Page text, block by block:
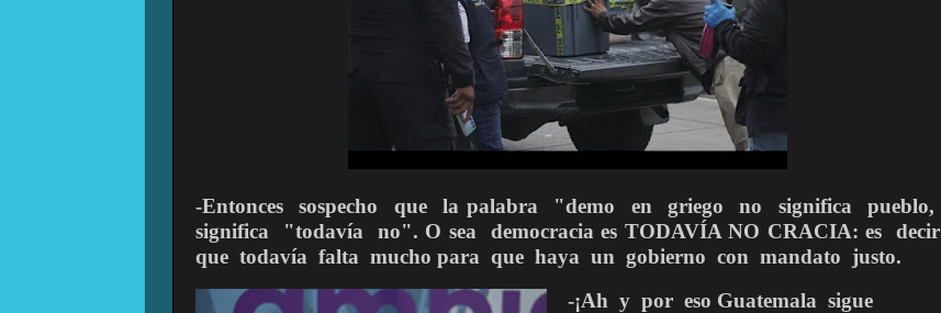
-Entonces sospecho que la palabra "demo en griego no significa
pueblo,
significa
"todavía no". O sea democracia es TODAVÍA NO CRACIA: es
decir
que todavía falta mucho para que haya un gobierno con mandato justo.
-¡Ah y por eso Guatemala sigue